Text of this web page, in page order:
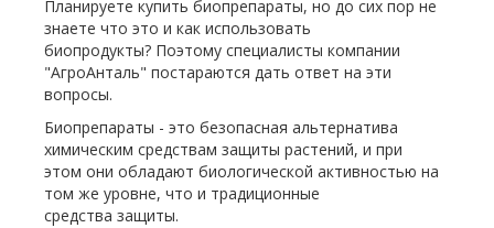
Планируете купить биопрепараты, но до сих пор не
знаете что это и как использовать
биопродукты? Поэтому специалисты компании
"АгроАнталь" постараются дать ответ на эти
вопросы.
Биопрепараты - это безопасная альтернатива
химическим средствам защиты растений, и при
этом они обладают биологической активностью на
том же уровне, что и традиционные
средства защиты.